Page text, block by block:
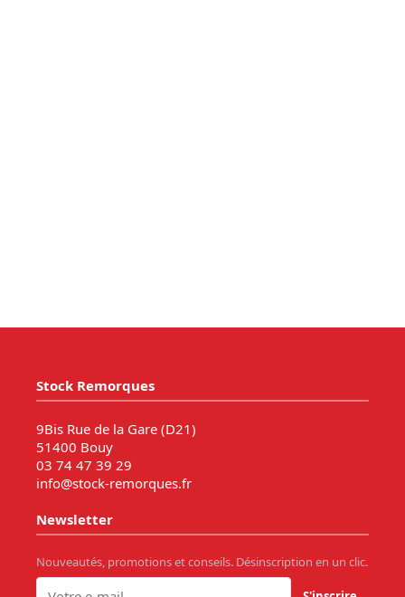
Stock Remorques
9Bis Rue de la Gare (D21)
51400 Bouy
03 74 47 39 29
info@stock-remorques.fr
Newsletter
Nouveautés, promotions et conseils. Désinscription en un clic.